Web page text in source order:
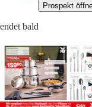
Prospekt
endet bald